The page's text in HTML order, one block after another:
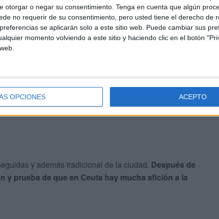
otorgar o negar su consentimiento. Tenga en cuenta que algún
no requerir de su consentimiento, pero usted tiene el derecho de
se aplicarán solo a este sitio web. Puede cambiar sus
momento volviendo a este sitio y haciendo clic en el botón
OPCIONES ACEPTO
de 80 participantes en las aguas de la Ciudad y
animar a todos los participantes.
a la entrega de premios y reconocimientos de
además se dio un premio al nadador más joven y al
y además tradicional de la ciudad. Después de
prueba de que en Ceuta hay mucha afición a la